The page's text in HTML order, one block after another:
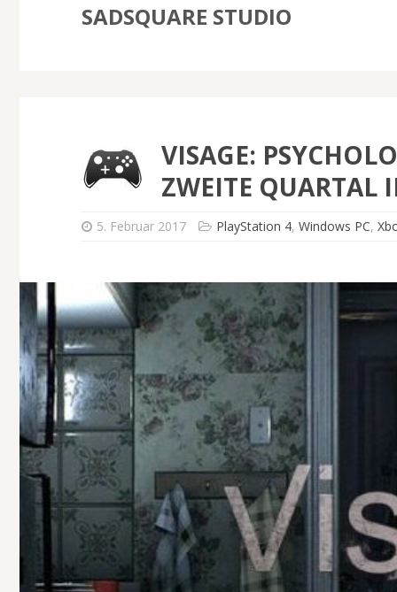
SADSQUARE STUDIO
VISAGE:
ZWEITE QUARTAL
5. Februar 2017 PlayStation 4,Windows PC,